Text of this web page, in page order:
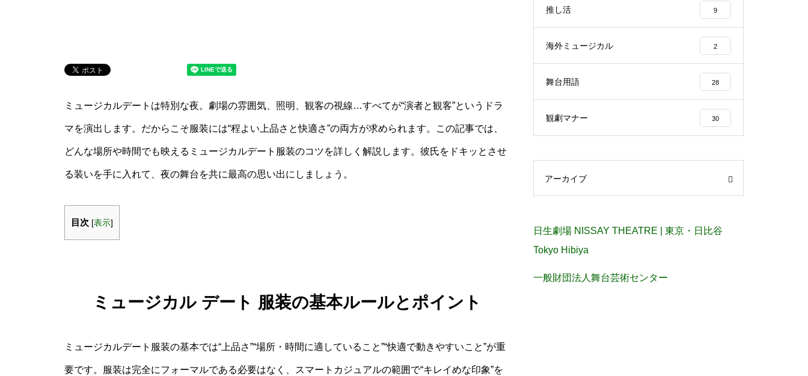
ミュージカルデートは特別な夜。劇場の雰囲気、照明、観客の視線…すべてが“演者と観客”というドラ
マを演出します。だからこそ服装には“程よい上品さと快適さ”の両方が求められます。この記事では、
どんな場所や時間でも映えるミュージカルデート服装のコツを詳しく解説します。彼氏をドキッとさせ
る装いを手に入れて、夜の舞台を共に最高の思い出にしましょう。
目次 [表示]
ミュージカル デート 服装の基本ルールとポイント
ミュージカルデート服装の基本では“上品さ”“場所・時間に適していること”“快適で動きやすいこと”が重
要です。服装は完全にフォーマルである必要はなく、スマートカジュアルの範囲で“キレイめな印象”を
推し活 9
海外ミュージカル 2
舞台用語 28
観劇マナー 30
アーカイブ
日生劇場 NISSAY THEATRE | 東京・日比谷
Tokyo Hibiya
一般財団法人舞台芸術センター